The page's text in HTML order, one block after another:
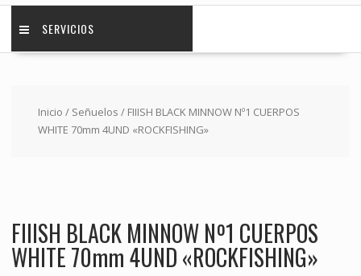
SERVICIOS
Inicio / Señuelos / FIIISH BLACK MINNOW Nº1 CUERPOS
WHITE 70mm 4UND «ROCKFISHING»
FIIISH BLACK MINNOW Nº1 CUERPOS
WHITE 70mm 4UND «ROCKFISHING»